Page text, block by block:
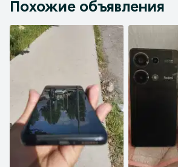
Похожие объявления